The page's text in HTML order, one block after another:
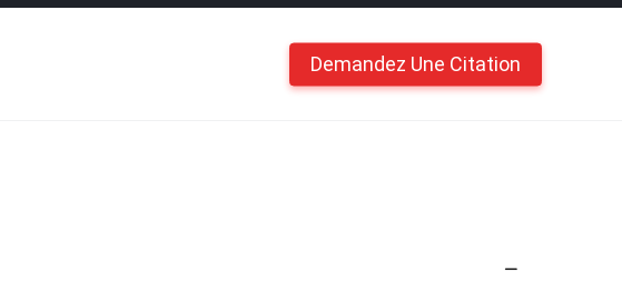
Demandez Une Citation